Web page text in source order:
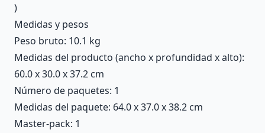
)
Medidas y pesos
Peso bruto: 10.1 kg
Medidas del producto (ancho x profundidad x alto):
60.0 x 30.0 x 37.2 cm
Número de paquetes: 1
Medidas del paquete: 64.0 x 37.0 x 38.2 cm
Master-pack: 1